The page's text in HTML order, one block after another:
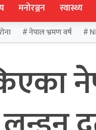
मनोरञ्जन स्वास्थ्य
नेपाल भ्रमण वर्ष